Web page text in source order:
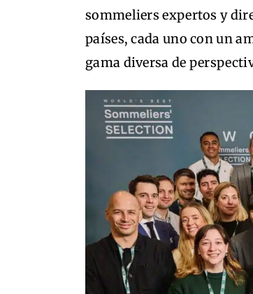
sommeliers expertos y
países, cada uno con un
gama diversa de